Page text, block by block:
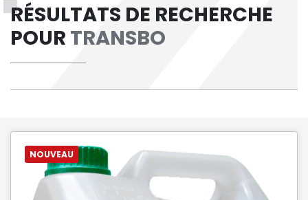
RÉSULTATS DE RECHERCHE
POUR TRANSBO
NOUVEAU